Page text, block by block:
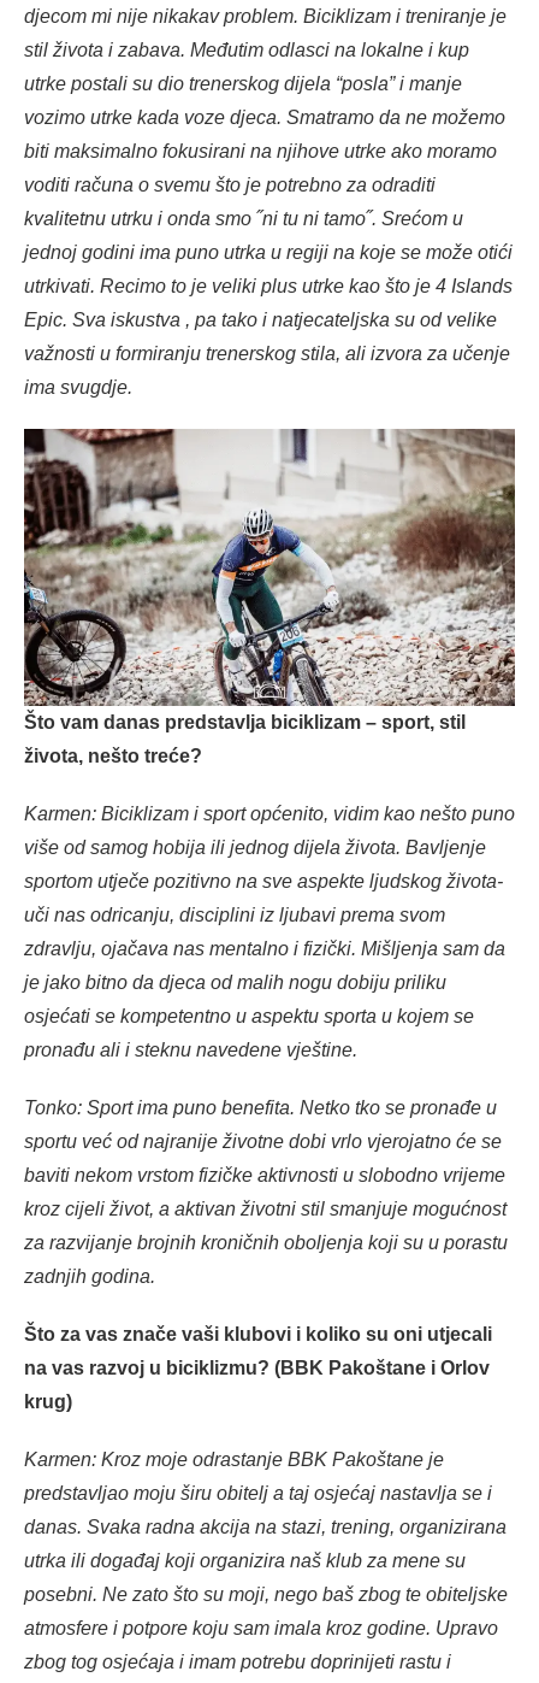
djecom mi nije nikakav problem. Biciklizam i treniranje je
stil života i zabava. Međutim odlasci na lokalne i kup
utrke postali su dio trenerskog dijela “posla” i manje
vozimo utrke kada voze djeca. Smatramo da ne možemo
biti maksimalno fokusirani na njihove utrke ako moramo
voditi računa o svemu što je potrebno za odraditi
kvalitetnu utrku i onda smo ˝ni tu ni tamo˝. Srećom u
jednoj godini ima puno utrka u regiji na koje se može otići
utrkivati. Recimo to je veliki plus utrke kao što je 4 Islands
Epic. Sva iskustva , pa tako i natjecateljska su od velike
važnosti u formiranju trenerskog stila, ali izvora za učenje
ima svugdje.
Što vam danas predstavlja biciklizam – sport, stil
života, nešto treće?
Karmen: Biciklizam i sport općenito, vidim kao nešto puno
više od samog hobija ili jednog dijela života. Bavljenje
sportom utječe pozitivno na sve aspekte ljudskog života-
uči nas odricanju, disciplini iz ljubavi prema svom
zdravlju, ojačava nas mentalno i fizički. Mišljenja sam da
je jako bitno da djeca od malih nogu dobiju priliku
osjećati se kompetentno u aspektu sporta u kojem se
pronađu ali i steknu navedene vještine.
Tonko: Sport ima puno benefita. Netko tko se pronađe u
sportu već od najranije životne dobi vrlo vjerojatno će se
baviti nekom vrstom fizičke aktivnosti u slobodno vrijeme
kroz cijeli život, a aktivan životni stil smanjuje mogućnost
za razvijanje brojnih kroničnih oboljenja koji su u porastu
zadnjih godina.
Što za vas znače vaši klubovi i koliko su oni utjecali
na vas razvoj u biciklizmu? (BBK Pakoštane i Orlov
krug)
Karmen: Kroz moje odrastanje BBK Pakoštane je
predstavljao moju širu obitelj a taj osjećaj nastavlja se i
danas. Svaka radna akcija na stazi, trening, organizirana
utrka ili događaj koji organizira naš klub za mene su
posebni. Ne zato što su moji, nego baš zbog te obiteljske
atmosfere i potpore koju sam imala kroz godine. Upravo
zbog tog osjećaja i imam potrebu doprinijeti rastu i